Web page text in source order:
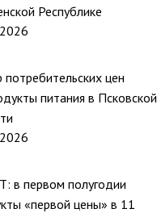
Республике
цен
питания в Псковской
в первом полугодии
«первой цены» в 11